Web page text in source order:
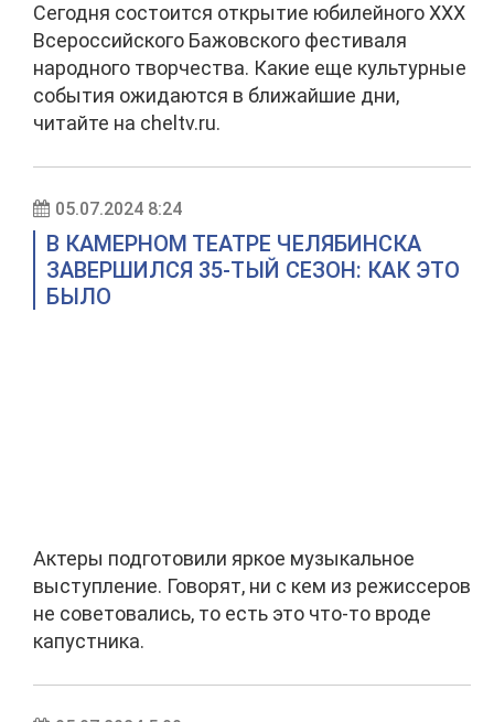
Сегодня состоится открытие юбилейного XXX
Всероссийского Бажовского фестиваля
народного творчества. Какие еще культурные
события ожидаются в ближайшие дни,
читайте на cheltv.ru.
05.07.2024 8:24
В КАМЕРНОМ ТЕАТРЕ ЧЕЛЯБИНСКА
ЗАВЕРШИЛСЯ 35-ТЫЙ СЕЗОН: КАК ЭТО
БЫЛО
Актеры подготовили яркое музыкальное
выступление. Говорят, ни с кем из режиссеров
не советовались, то есть это что-то вроде
капустника.